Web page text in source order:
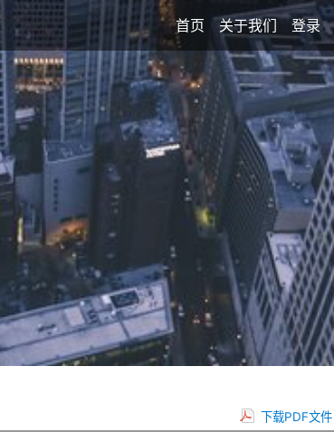
首页 关于我们 登录
下载PDF文件